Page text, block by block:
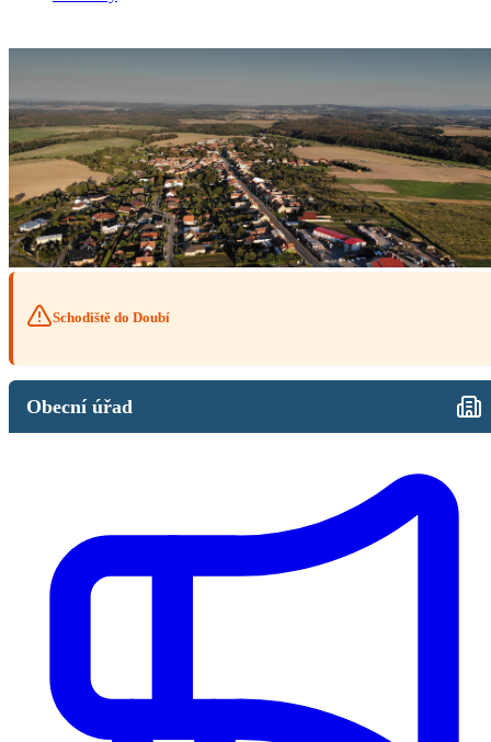
Schodiště do Doubí
Obecní úřad